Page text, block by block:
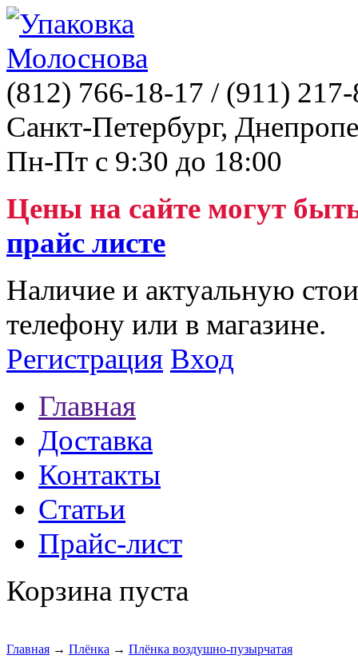
(812) 766-18-17 / (911)
Санкт-Петербург,
Пн-Пт с 9:30 до 18:00
Цены на сайте могут
прайс листе
Наличие и актуальную
телефону или в магазине.
Регистрация Вход
Главная
Доставка
Контакты
Статьи
Прайс-лист
Корзина пуста
Главная → Плёнка → Плёнка воздушно-пузырчатая